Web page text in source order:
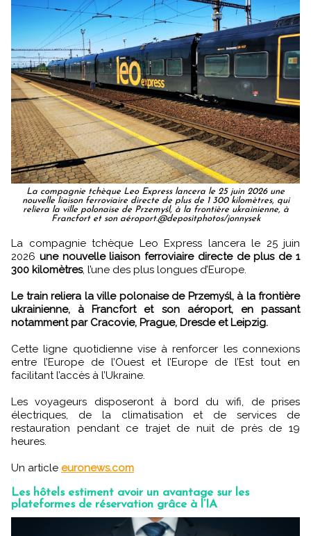
La compagnie tchèque Leo Express lancera le 25 juin 2026 une
nouvelle liaison ferroviaire directe de plus de 1 300 kilomètres, qui
reliera la ville polonaise de Przemyśl, à la frontière ukrainienne, à
Francfort et son aéroport.@depositphotos/jonnysek
La compagnie tchèque Leo Express lancera le 25 juin
2026 une nouvelle liaison ferroviaire directe de plus de 1
300 kilomètres, l’une des plus longues d’Europe.
Le train reliera la ville polonaise de Przemyśl, à la frontière
ukrainienne, à Francfort et son aéroport, en passant
notamment par Cracovie, Prague, Dresde et Leipzig.
Cette ligne quotidienne vise à renforcer les connexions
entre l’Europe de l’Ouest et l’Europe de l’Est tout en
facilitant l’accès à l’Ukraine.
Les voyageurs disposeront à bord du wifi, de prises
électriques, de la climatisation et de services de
restauration pendant ce trajet de nuit de près de 19
heures.
Un article euronews.com
Les hôtels estiment avoir un avantage sur les
plateformes de réservation grâce à l’IA